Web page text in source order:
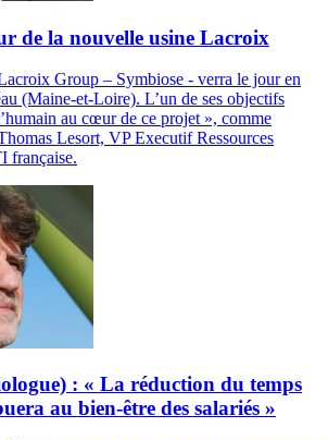
de la nouvelle usine Lacroix
Group – Symbiose - verra le jour en
(Maine-et-Loire). L’un de ses objectifs
au cœur de ce projet », comme
Lesort, VP Executif Ressources
française.
: « La réduction du temps
au bien-être des salariés »